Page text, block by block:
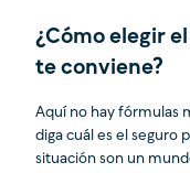
¿Cómo elegir
te conviene?
Aquí no hay fórmulas
diga cuál es el seguro
situación son un